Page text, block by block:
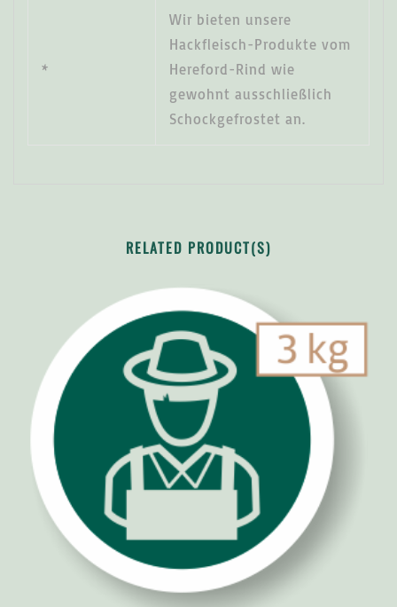
*
Wir bieten unsere
Hackfleisch-Produkte vom
Hereford-Rind wie
gewohnt ausschließlich
Schockgefrostet an.
RELATED PRODUCT(S)